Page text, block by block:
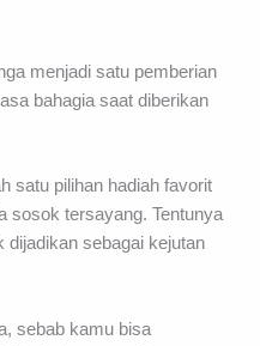
menjadi satu pemberian
bahagia saat diberikan
satu pilihan hadiah favorit
sosok tersayang. Tentunya
dijadikan sebagai kejutan
sebab kamu bisa